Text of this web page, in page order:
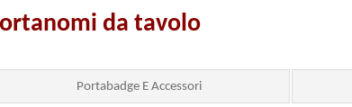
da tavolo
Portabadge E Accessori